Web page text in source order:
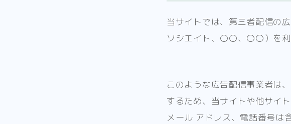
チュ
筋トレ
上達のコ
当サイトでは、第三者配信の
ソシエイト、〇〇、〇〇）を利
このような広告配信事業者は
するため、当サイトや他サイ
メール アドレス、電話番号は